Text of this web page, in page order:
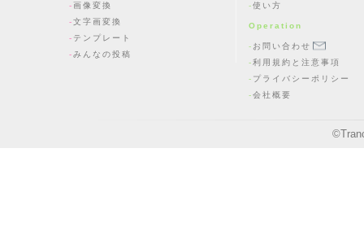
画像変換
文字画変換
テンプレート
みんなの投稿
使い方
Operation
お問い合わせ
利用規約と注意事項
プライバシーポリシー
会社概要
©